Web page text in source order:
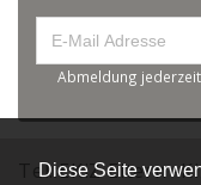
Diese Seite
Abmeldung
Tel.:EKiZ Eltern -